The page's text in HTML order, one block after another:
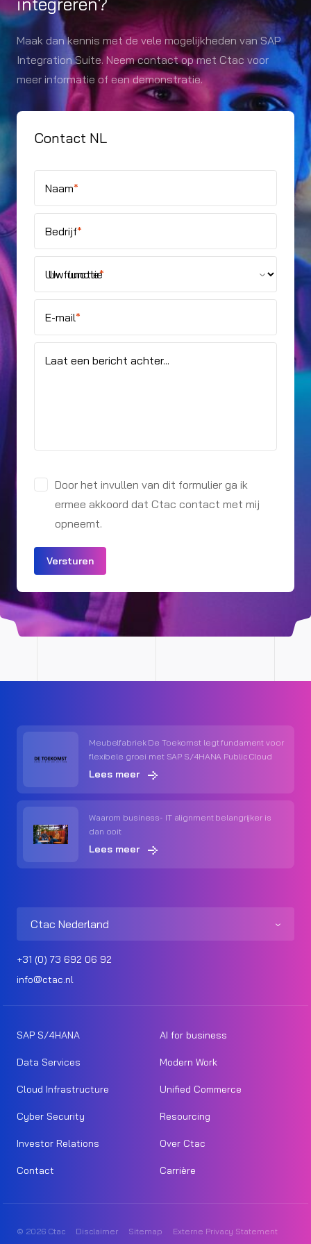
Maak dan kennis met de vele mogelijkheden van SAP
Integration Suite. Neem contact op met Ctac voor
meer informatie of een demonstratie.
Contact NL
Naam*
Bedrijf*
Uw functie*
E-mail*
Laat een bericht achter...
Door het invullen van dit formulier ga ik
ermee akkoord dat Ctac contact met mij
opneemt.
Meubelfabriek De Toekomst legt fundament voor
flexibele groei met SAP S/4HANA Public Cloud
Lees meer
Waarom business- IT alignment belangrijker is
dan ooit
Lees meer
Ctac Nederland
+31 (0) 73 692 06 92
info@ctac.nl
SAP S/4HANA AI for business
Data Services Modern Work
Cloud Infrastructure Unified Commerce
Cyber Security Resourcing
Investor Relations Over Ctac
Contact Carrière
© 2026 Ctac Disclaimer Sitemap Externe Privacy Statement